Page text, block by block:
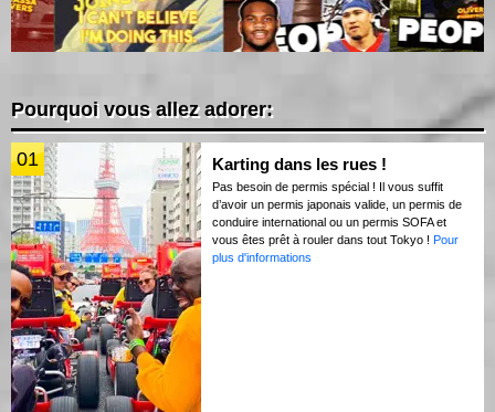
Pourquoi vous allez adorer:
01 Karting dans les rues !
Pas besoin de permis spécial ! Il vous suffit
d’avoir un permis japonais valide, un permis de
conduire international ou un permis SOFA et
vous êtes prêt à rouler dans tout Tokyo ! Pour
plus d'informations